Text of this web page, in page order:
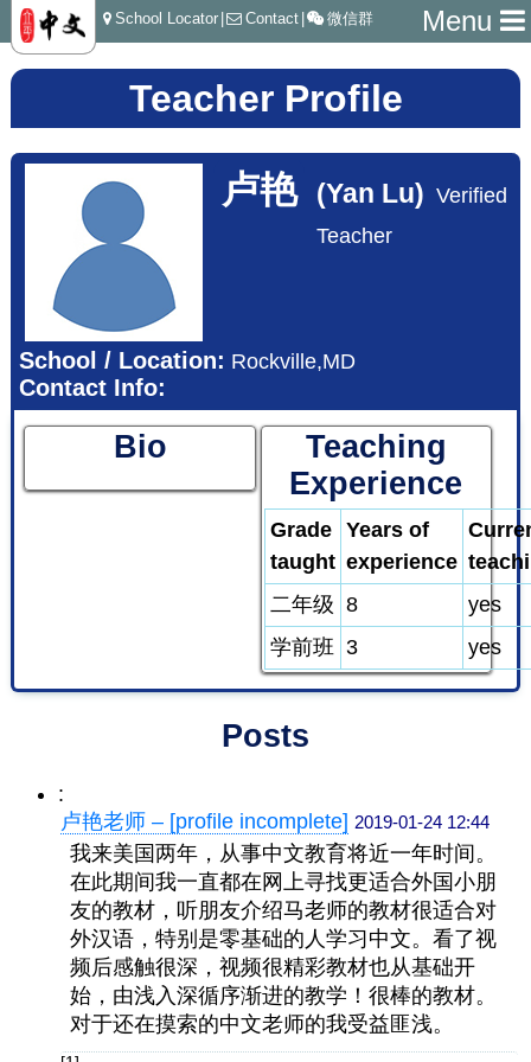
Menu
School Locator Contact 微信群
Teacher Profile
卢艳 (Yan Lu) Verified
Teacher
School / Location: Rockville,MD
Contact Info:
Bio
Teaching
Experience
Grade
taught
Years of
experience
二年级 8
yes
学前班 3 yes
Posts
:
卢艳老师 – [profile incomplete] 2019-01-24 12:44
我来美国两年，从事中文教育将近一年时间。
在此期间我一直都在网上寻找更适合外国小朋
友的教材，听朋友介绍马老师的教材很适合对
外汉语，特别是零基础的人学习中文。看了视
频后感触很深，视频很精彩教材也从基础开
始，由浅入深循序渐进的教学！很棒的教材。
对于还在摸索的中文老师的我受益匪浅。